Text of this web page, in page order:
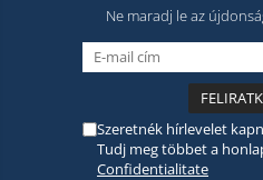
Ne maradj le az
Szeretnék hírlevelet
Tudj meg többet a
Confidentialitate